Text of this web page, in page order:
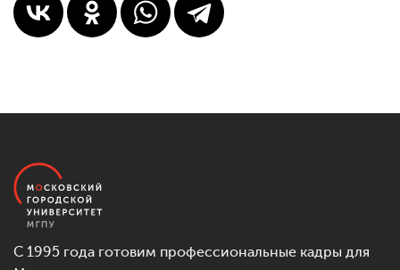
С 1995 года готовим профессиональные кадры для